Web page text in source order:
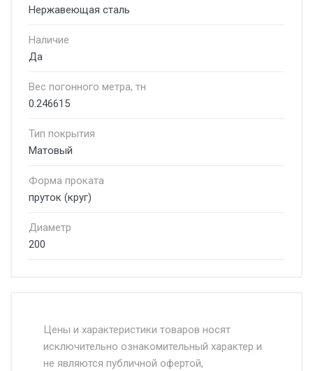
Нержавеющая сталь
Наличие
Да
Вес погонного метра, тн
0.246615
Тип покрытия
Матовый
Форма проката
пруток (круг)
Диаметр
200
Москве и Московской области.
Доставка осуществляется собственным и
Цены и характеристики товаров носят
исключительно ознакомительный характер и
не являются публичной офертой,